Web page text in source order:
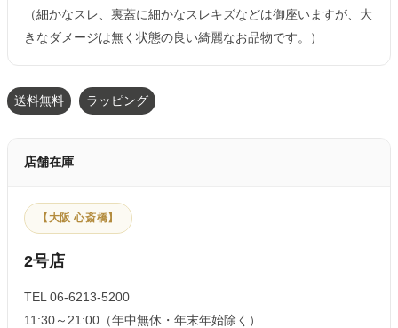
（細かなスレ、裏蓋に細かなスレキズなどは御座いますが、大
きなダメージは無く状態の良い綺麗なお品物です。）
送料無料 ラッピング
店舗在庫
【大阪 心斎橋】
2号店
TEL 06-6213-5200
11:30～21:00（年中無休・年末年始除く）